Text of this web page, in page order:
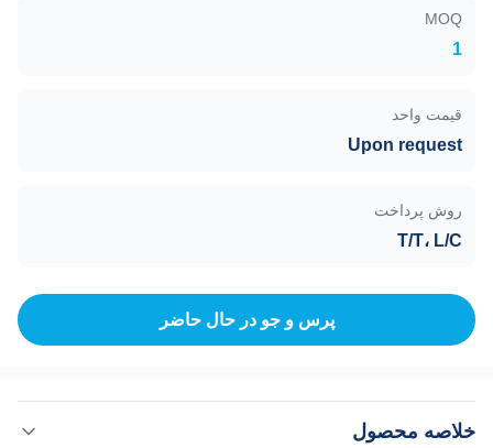
MOQ
1
قیمت واحد
Upon request
روش پرداخت
T/T، L/C
پرس و جو در حال حاضر
خلاصه محصول